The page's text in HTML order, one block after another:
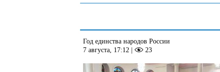
Год единства народов России
7 августа, 17:12 | 23